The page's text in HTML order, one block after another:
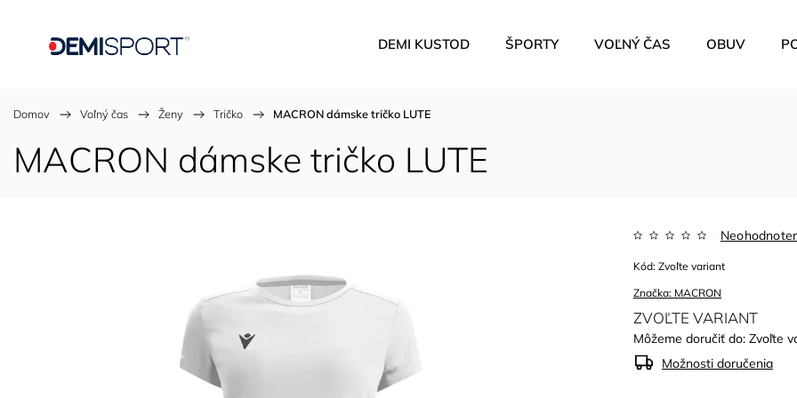
DEMI KUSTOD ŠPORTY VOĽNÝ ČAS OBUV
Domov / Voľný čas / Ženy / Tričko / MACRON dámske tričko LUTE
MACRON dámske tričko LUTE
Značka: MACRON
Kód: Zvoľte variant
ZVOĽTE VARIANT
Môžeme doručiť do: Zvoľte
Možnosti doručenia